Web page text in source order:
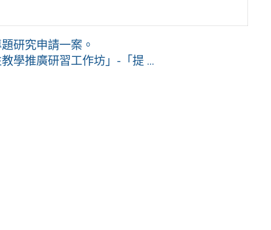
研究申請一案。
學推廣研習工作坊」-「提 ...